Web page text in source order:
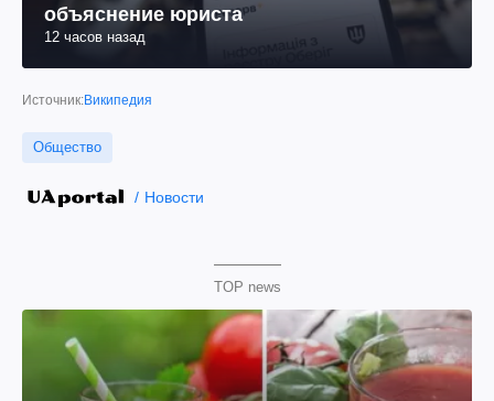
объяснение юриста
12 часов назад
Источник:Википедия
Общество
Новости
TOP news